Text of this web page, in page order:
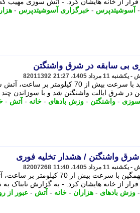
- آسوشیتدپرس - خبرگزاری آسوشیتدپرس -
بی سابقه در شرق واشنگتن
82011392
در پی وزش بادهای شدید با سرعت بیش
در شرق ایالت واشنگتن شد و با سوزاندن
- واشنگتن - وزش بادهای - خانه - آتش -
واشنگتن / هشدار تخلیه فوری
82007268
در میان وزش بادهای سهمگین با
از خانه هایشان کرد. - به گزارش تابناک به
- وزش بادهای - هزاران - خانه - آتش - عبور از